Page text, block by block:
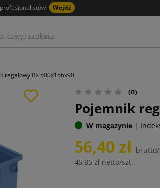
Wejdź
regałowy RK 500x156x90
(0)
Pojemnik
W magazynie|
56,40 zł brutto/
45,85 zł netto/szt.